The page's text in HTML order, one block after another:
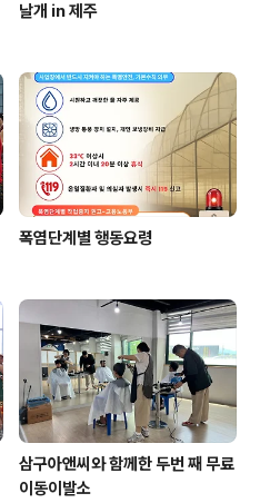
날개 in 제주
폭염단계별 행동요령
삼구아앤씨와 함께한 두번 째 무료
이동이발소